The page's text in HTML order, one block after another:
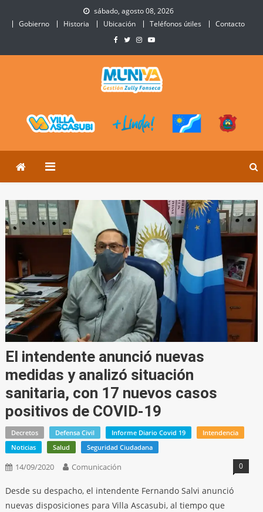
sábado, agosto 08, 2026
Gobierno
Historia Ubicación Teléfonos útiles Contacto
Ascasubi
El intendente anunció nuevas
medidas y analizó situación
sanitaria, con 17 nuevos casos
positivos de COVID-19
Decretos Defensa Civil Informe Diario Covid 19
Intendencia
Noticias
Salud Seguridad Ciudadana
14/09/2020 Comunicación 0
Desde su despacho, el intendente Fernando Salvi anunció
nuevas disposiciones para Villa Ascasubi, al tiempo que